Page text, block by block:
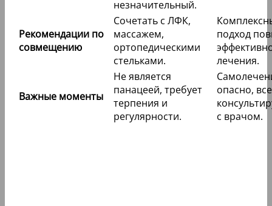
незначительный.
Рекомендации по
совмещению
Сочетать с ЛФК,
массажем,
ортопедическими
стельками.
подход
лечения.
Важные моменты
Не является
панацеей, требует
терпения и
регулярности.
опасно,
с врачом.